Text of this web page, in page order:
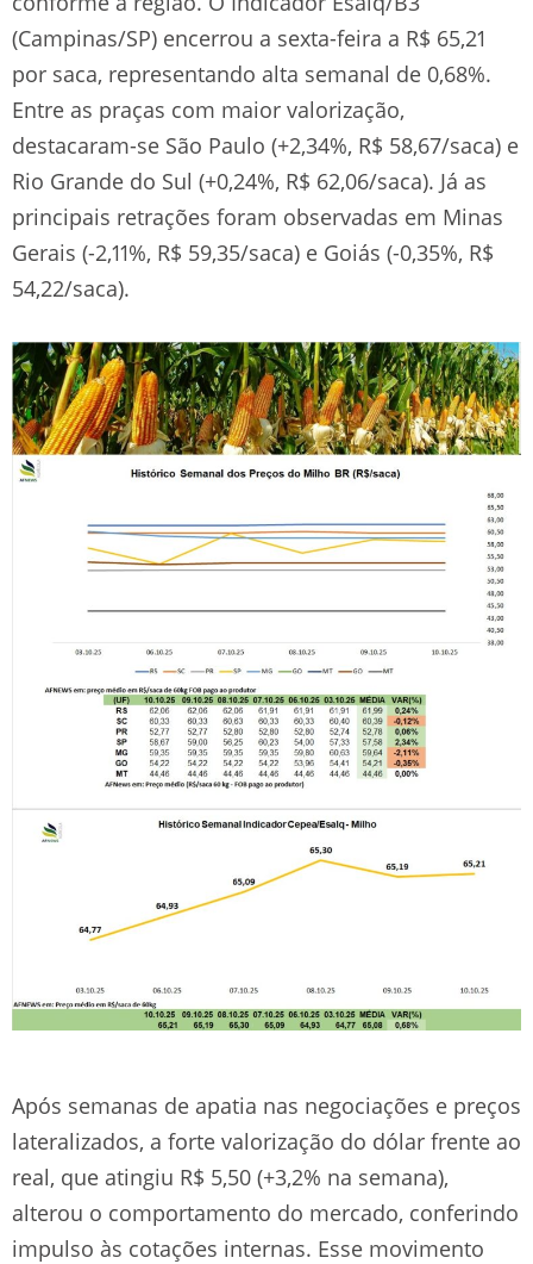
(Campinas/SP) encerrou a sexta-feira a R$ 65,21
por saca, representando alta semanal de 0,68%.
Entre as praças com maior valorização,
destacaram-se São Paulo (+2,34%, R$ 58,67/saca) e
Rio Grande do Sul (+0,24%, R$ 62,06/saca). Já as
principais retrações foram observadas em Minas
Gerais (-2,11%, R$ 59,35/saca) e Goiás (-0,35%, R$
54,22/saca).
Após semanas de apatia nas negociações e preços
lateralizados, a forte valorização do dólar frente ao
real, que atingiu R$ 5,50 (+3,2% na semana),
alterou o comportamento do mercado, conferindo
impulso às cotações internas. Esse movimento